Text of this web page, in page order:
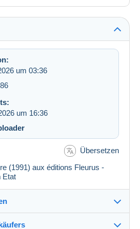
um 03:36
um 16:36
Übersetzen
(1991) aux éditions Fleurus -
Etat